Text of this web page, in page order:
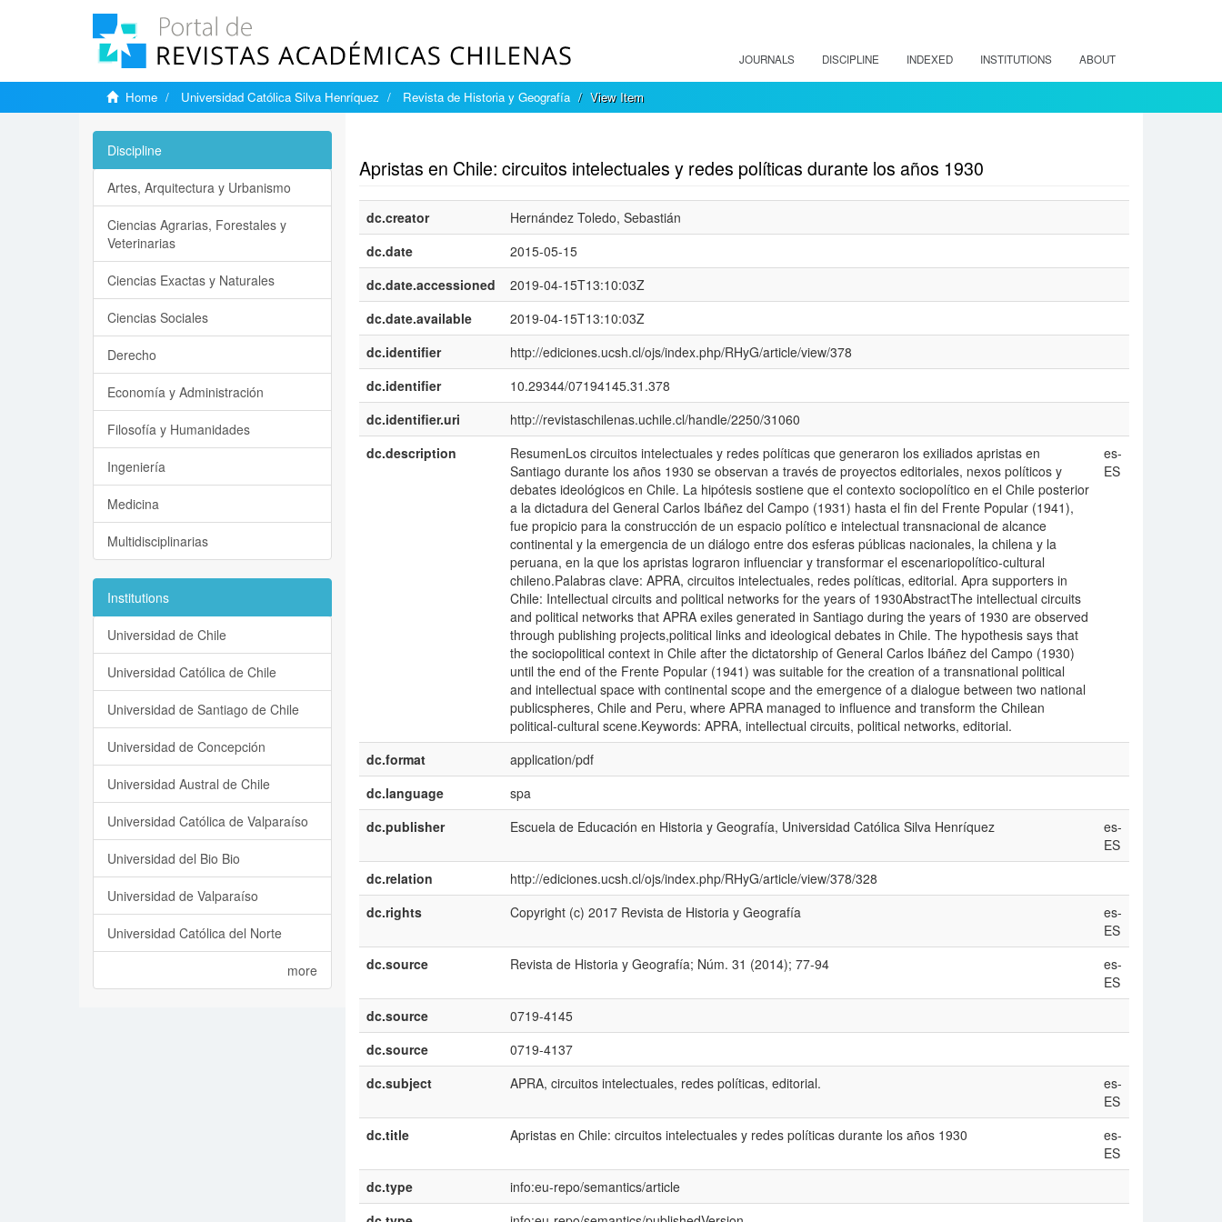
JOURNALS DISCIPLINE INDEXED INSTITUTIONS ABOUT
Home Universidad Católica Silva Henríquez Revista de Historia y Geografía View Item
Apristas en Chile: circuitos intelectuales y redes políticas durante los años 1930
dc.creator
Hernández Toledo, Sebastián
dc.date
2015-05-15
dc.date.accessioned
2019-04-15T13:10:03Z
dc.date.available
2019-04-15T13:10:03Z
dc.identifier
http://ediciones.ucsh.cl/ojs/index.php/RHyG/article/view/378
dc.identifier
10.29344/07194145.31.378
dc.identifier.uri
http://revistaschilenas.uchile.cl/handle/2250/31060
dc.description
ResumenLos circuitos intelectuales y redes políticas que generaron los exiliados apristas en
Santiago durante los años 1930 se observan a través de proyectos editoriales, nexos políticos y
debates ideológicos en Chile. La hipótesis sostiene que el contexto sociopolítico en el Chile posterior
a la dictadura del General Carlos Ibáñez del Campo (1931) hasta el fin del Frente Popular (1941),
fue propicio para la construcción de un espacio político e intelectual transnacional de alcance
continental y la emergencia de un diálogo entre dos esferas públicas nacionales, la chilena y la
peruana, en la que los apristas lograron influenciar y transformar el escenariopolítico-cultural
chileno.Palabras clave: APRA, circuitos intelectuales, redes políticas, editorial. Apra supporters in
Chile: Intellectual circuits and political networks for the years of 1930AbstractThe intellectual circuits
and political networks that APRA exiles generated in Santiago during the years of 1930 are observed
through publishing projects,political links and ideological debates in Chile. The hypothesis says that
the sociopolitical context in Chile after the dictatorship of General Carlos Ibáñez del Campo (1930)
until the end of the Frente Popular (1941) was suitable for the creation of a transnational political
and intellectual space with continental scope and the emergence of a dialogue between two national
publicspheres, Chile and Peru, where APRA managed to influence and transform the Chilean
political-cultural scene.Keywords: APRA, intellectual circuits, political networks, editorial.
es-
ES
dc.format
application/pdf
dc.language
spa
dc.publisher
Escuela de Educación en Historia y Geografía, Universidad Católica Silva Henríquez
es-
ES
dc.relation
http://ediciones.ucsh.cl/ojs/index.php/RHyG/article/view/378/328
dc.rights
Copyright (c) 2017 Revista de Historia y Geografía
es-
ES
dc.source
Revista de Historia y Geografía; Núm. 31 (2014); 77-94
es-
ES
dc.source
0719-4145
dc.source
0719-4137
dc.subject
APRA, circuitos intelectuales, redes políticas, editorial.
es-
ES
dc.title
Apristas en Chile: circuitos intelectuales y redes políticas durante los años 1930
es-
ES
dc.type
info:eu-repo/semantics/article
Discipline
Artes, Arquitectura y Urbanismo
Ciencias Agrarias, Forestales y
Veterinarias
Ciencias Exactas y Naturales
Ciencias Sociales
Derecho
Economía y Administración
Filosofía y Humanidades
Ingeniería
Medicina
Multidisciplinarias
Institutions
Universidad de Chile
Universidad Católica de Chile
Universidad de Santiago de Chile
Universidad de Concepción
Universidad Austral de Chile
Universidad Católica de Valparaíso
Universidad del Bio Bio
Universidad de Valparaíso
Universidad Católica del Norte
more